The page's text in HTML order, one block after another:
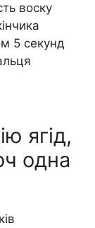
воску
5 секунд
ягід,
одна